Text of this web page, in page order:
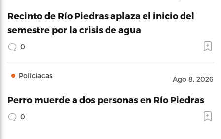
Recinto de Río Piedras aplaza el inicio del
semestre por la crisis de agua
0
Policíacas Ago 8, 2026
Perro muerde a dos personas en Río Piedras
0